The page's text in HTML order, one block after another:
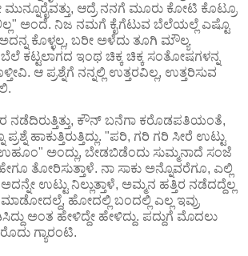
ಮುನ್ನೂರೈವತ್ತು, ಆದ್ರೆ ನನಗೆ ಮೂರು ಕೋಟಿ ಕೊಟ್ರೂ
ಅಂದೆ. ನಿಜ ನಮಗೆ ಕೈಗೆಟುವ ಬೆಲೆಯಲ್ಲೆ ಎಷ್ಟೊ
ಕೊಳ್ಳಲ್ಲ, ಬರೀ ಅಳೆದು ತೂಗಿ ಮೌಲ್ಯ
ಕಟ್ಟಲಾಗದ ಇಂಥ ಚಿಕ್ಕ ಚಿಕ್ಕ ಸಂತೋಷಗಳನ್ನ
ಆ ಪ್ರಶ್ನೆಗೆ ನನ್ನಲ್ಲಿ ಉತ್ತರವಿಲ್ಲ, ಉತ್ತರಿಸುವ
ನಡೆದಿರುತ್ತಿತ್ತು, ಕೌನ್ ಬನೆಗಾ ಕರೊಡಪತಿಯಂತೆ,
ಹಾಕುತ್ತಿರುತ್ತಿದ್ಲು. "ಪರಿ, ಗರಿ ಗರಿ ಸೀರೆ ಉಟ್ಟು
ಅಂದ್ಲು, ಬೇಡಬಿಡೆಂದು ಸುಮ್ಮನಾದೆ ಸಂಜೆ
ತೋರಿಸುತ್ತಾಳೆ. ನಾ ಸಾಕು ಅನ್ನೊವರೆಗೂ, ಎಲ್ಲಿ
ಉಟ್ಟು ನಿಲ್ಲುತ್ತಾಳೆ, ಅಮ್ಮನ ಹತ್ತಿರ ನಡೆದದ್ದೆಲ್ಲ
ಮಾಡೋದಲ್ದೆ, ಹೋದಲ್ಲಿ ಬಂದಲ್ಲಿ ಎಲ್ಲ ಇವ್ರು
ಅಂತ ಹೇಳಿದ್ದೇ ಹೇಳಿದ್ದು. ಪದ್ದುಗೆ ಮೊದಲು
ಗ್ಯಾರಂಟಿ.